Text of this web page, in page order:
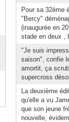
Pour sa 32ème
"Bercy"
(inaugurée en
stade en deux ,
"Je suis
saison", confie
amortit, ça
supercross
La deuxième
qu'elle a vu
que son jeune
nouvelle,